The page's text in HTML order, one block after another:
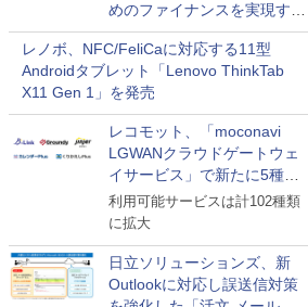
めのファイナンスを実現する
業務設計とマインドセット変
革
レノボ、NFC/FeliCaに対応する11型
Androidタブレット「Lenovo ThinkTab
X11 Gen 1」を発売
レコモット、「moconavi
LGWANクラウドゲートウェ
イサービス」で新たに5種類
のサービスと連携開始
利用可能サービスは計102種類
に拡大
日立ソリューションズ、新
Outlookに対応し誤送信対策